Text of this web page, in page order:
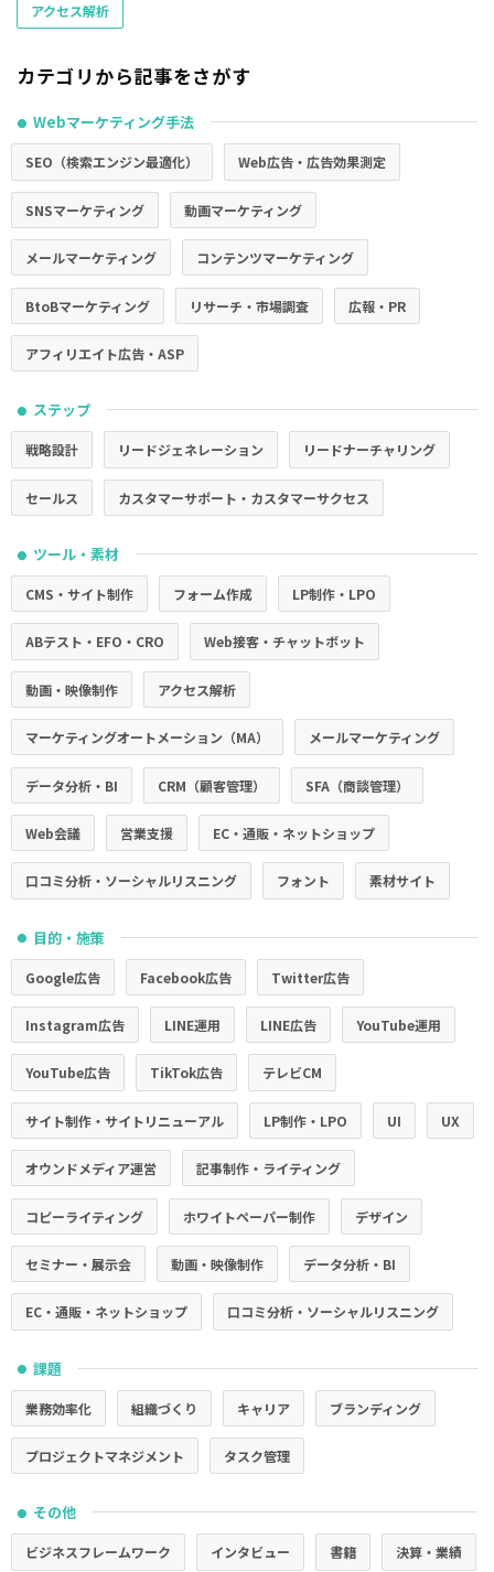
アクセス解析
カテゴリから記事をさがす
● Webマーケティング手法
SEO（検索エンジン最適化） Web広告・広告効果測定
SNSマーケティング 動画マーケティング
メールマーケティング コンテンツマーケティング
BtoBマーケティング リサーチ・市場調査 広報・PR
アフィリエイト広告・ASP
● ステップ
戦略設計 リードジェネレーション リードナーチャリング
セールス カスタマーサポート・カスタマーサクセス
● ツール・素材
CMS・サイト制作 フォーム作成 LP制作・LPO
ABテスト・EFO・CRO Web接客・チャットボット
動画・映像制作 アクセス解析
マーケティングオートメーション（MA） メールマーケティング
データ分析・BI CRM（顧客管理） SFA（商談管理）
Web会議 営業支援 EC・通販・ネットショップ
口コミ分析・ソーシャルリスニング フォント 素材サイト
● 目的・施策
Google広告 Facebook広告 Twitter広告
Instagram広告 LINE運用 LINE広告 YouTube運用
YouTube広告 TikTok広告 テレビCM
サイト制作・サイトリニューアル LP制作・LPO UI UX
オウンドメディア運営 記事制作・ライティング
コピーライティング ホワイトペーパー制作 デザイン
セミナー・展示会 動画・映像制作 データ分析・BI
EC・通販・ネットショップ 口コミ分析・ソーシャルリスニング
● 課題
業務効率化 組織づくり キャリア ブランディング
プロジェクトマネジメント タスク管理
● その他
ビジネスフレームワーク インタビュー 書籍 決算・業績